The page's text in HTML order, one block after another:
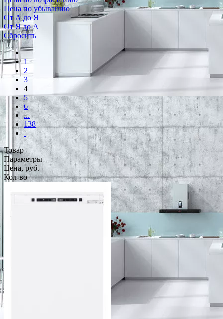
Цена по убыванию
От А до Я
От Я до А
Сбросить
1
2
3
4
5
6
...
138
Товар
Параметры
Цена, руб.
Кол-во